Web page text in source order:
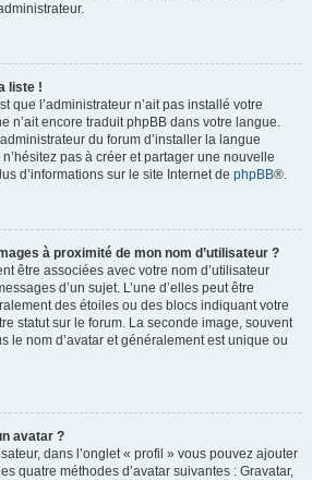
liste !
que l’administrateur n’ait pas installé votre
n’ait encore traduit phpBB dans votre langue.
du forum d’installer la langue
pas à créer et partager une nouvelle
d’informations sur le site Internet de phpBB®.
à proximité de mon nom d’utilisateur ?
être associées avec votre nom d’utilisateur
d’un sujet. L’une d’elles peut être
des étoiles ou des blocs indiquant votre
statut sur le forum. La seconde image, souvent
le nom d’avatar et généralement est unique ou
avatar ?
dans l’onglet « profil » vous pouvez ajouter
quatre méthodes d’avatar suivantes : Gravatar,